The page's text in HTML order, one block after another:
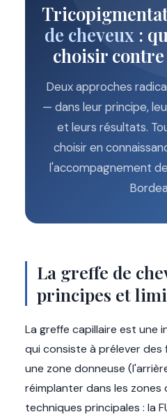
de cheveux :
choisir
Deux approches
— dans leur principe,
et leurs résultats.
choisir en
l'accompagnement
La greffe de
principes et
La greffe capillaire est une
qui consiste à prélever des
une zone donneuse
réimplanter dans les zones
techniques principales : la